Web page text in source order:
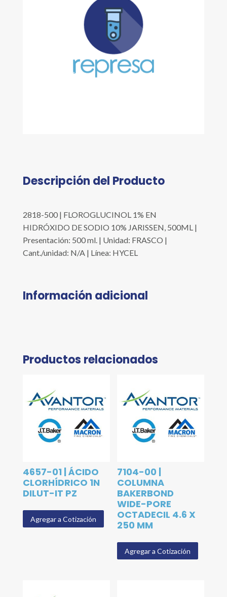
Descripción del Producto
2818-500 | FLOROGLUCINOL 1% EN
HIDRÓXIDO DE SODIO 10% JARISSEN, 500ML |
Presentación: 500 ml. | Unidad: FRASCO |
Cant./unidad: N/A | Línea: HYCEL
Información adicional
Productos relacionados
4657-01 | ÁCIDO
CLORHÍDRICO 1N
DILUT-IT PZ
Agregar a Cotización
7104-00 |
COLUMNA
BAKERBOND
WIDE-PORE
OCTADECIL 4.6 X
250 MM
Agregar a Cotización